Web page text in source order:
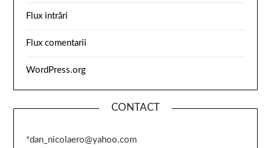
Flux intrări
Flux comentarii
WordPress.org
CONTACT
*dan_nicolaero@yahoo.com